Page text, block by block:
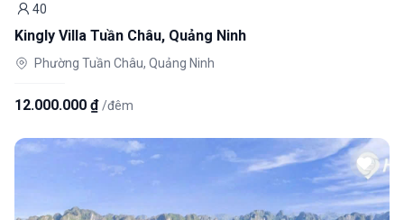
Khách
40
Kingly Villa Tuần Châu, Quảng Ninh
Phường Tuần Châu, Quảng Ninh
12.000.000 ₫ /đêm